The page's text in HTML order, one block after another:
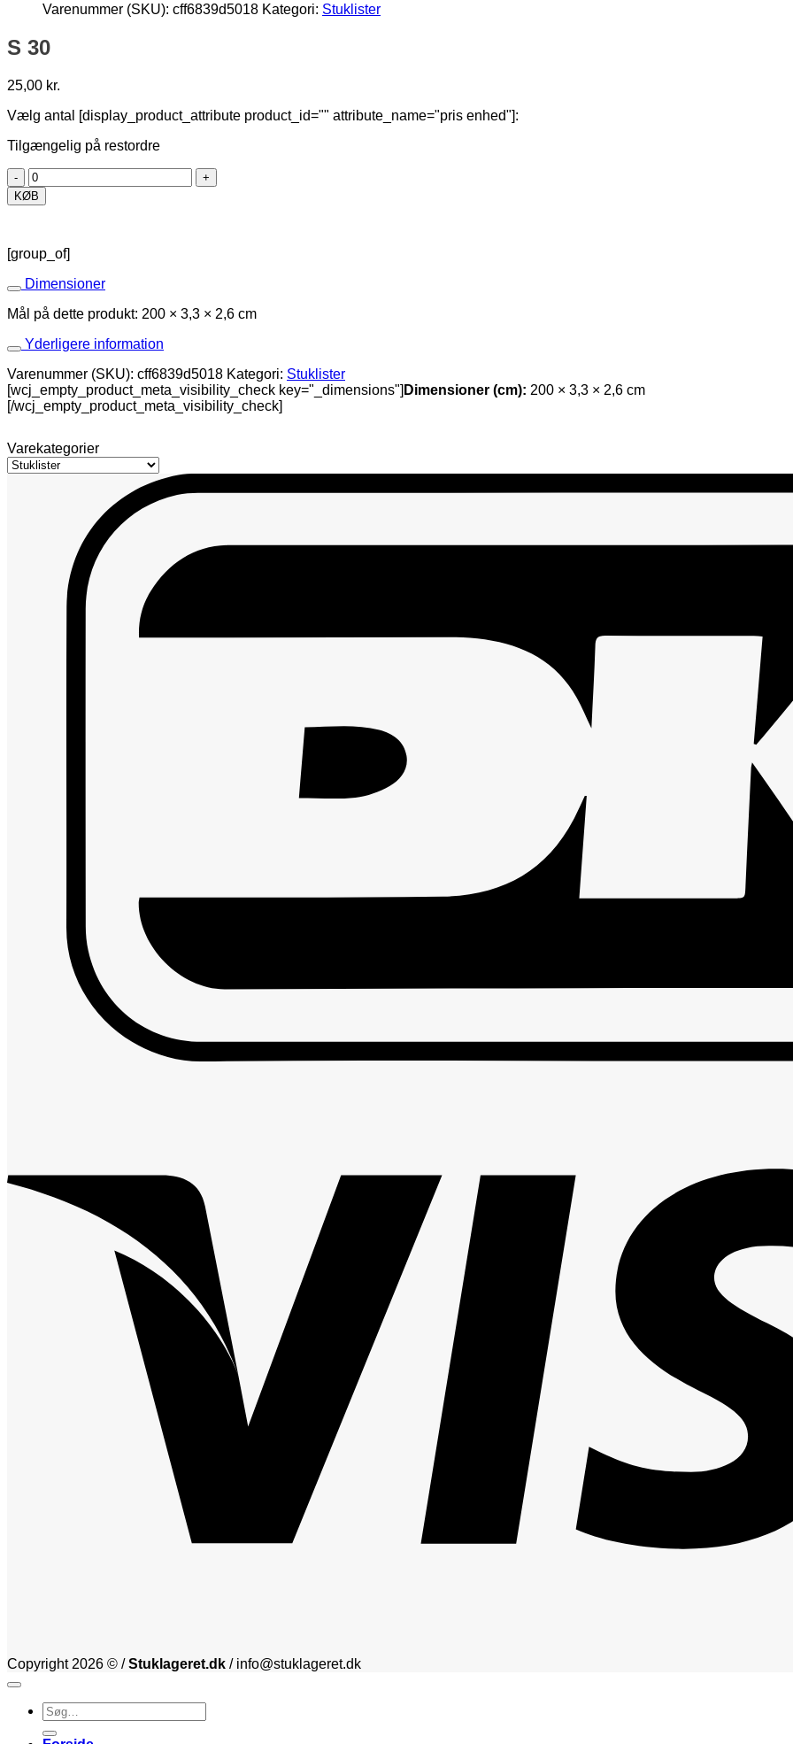
Varenummer (SKU): cff6839d5018 Kategori: Stuklister
S 30
25,00 kr.
Vælg antal [display_product_attribute product_id="" attribute_name="pris enhed"]:
Tilgængelig på restordre
S
30
antal
KØB
[group_of]
Dimensioner
Mål på dette produkt: 200 × 3,3 × 2,6 cm
Yderligere information
Varenummer (SKU): cff6839d5018 Kategori: Stuklister
[wcj_empty_product_meta_visibility_check key="_dimensions"] Dimensioner (cm): 200 × 3,3 × 2,6 cm
[/wcj_empty_product_meta_visibility_check]
Varekategorier
Copyright 2026 © /Stuklageret.dk / info@stuklageret.dk
Søg
efter: